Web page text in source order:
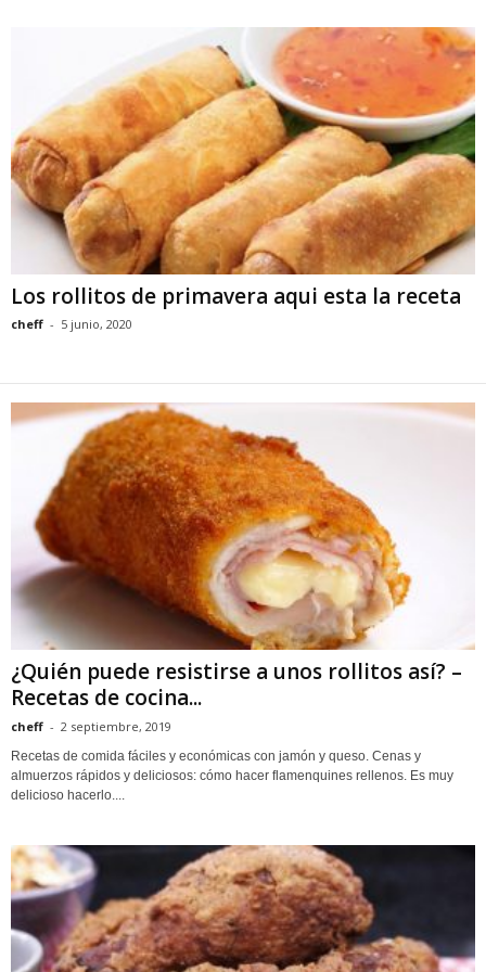
Los rollitos de primavera aqui esta la receta
cheff - 5 junio, 2020
¿Quién puede resistirse a unos rollitos así? –
Recetas de cocina...
cheff - 2 septiembre, 2019
Recetas de comida fáciles y económicas con jamón y queso. Cenas y
almuerzos rápidos y deliciosos: cómo hacer flamenquines rellenos. Es muy
delicioso hacerlo....